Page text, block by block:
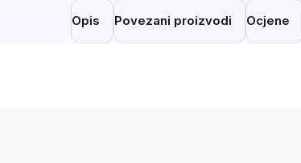
Opis Povezani proizvodi Ocjene